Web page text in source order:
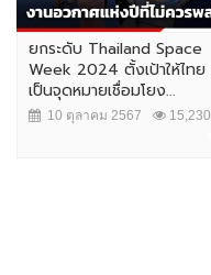
ยกระดับ Thailand Space
Week 2024 ตั้งเป้าให้ไทย
เป็นจุดหมายเชื่อมโยง...
10 ตุลาคม 2567 15,230